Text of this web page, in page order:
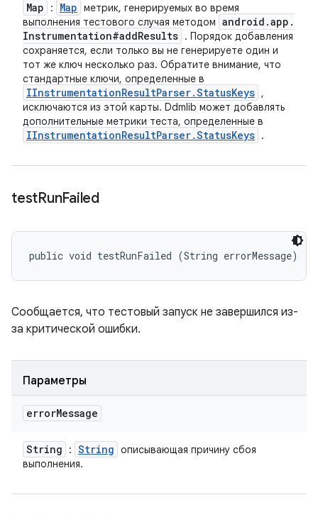
Map : Map метрик, генерируемых во время
выполнения тестового случая методом android .app .
Instrumentation#addResults . Порядок добавления
сохраняется, если только вы не генерируете один и
тот же ключ несколько раз. Обратите внимание, что
стандартные ключи, определенные в
IInstrumentationResultParser.StatusKeys ,
исключаются из этой карты. Ddmlib может добавлять
дополнительные метрики теста, определенные в
IInstrumentationResultParser.StatusKeys .
testRunFailed
public void testRunFailed (String errorMessage)
Сообщается, что тестовый запуск не завершился из-
за критической ошибки.
Параметры
errorMessage
String : String описывающая причину сбоя
выполнения.